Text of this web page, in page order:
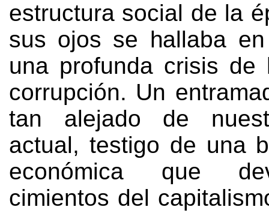
estructura social de la
sus ojos se hallaba
una profunda crisis de
corrupción. Un
tan alejado de
actual, testigo de una
económica que
cimientos del